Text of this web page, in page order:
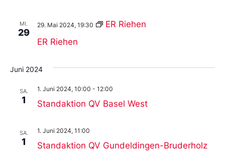
MI.
29
ER Riehen
29. Mai 2024, 19:30 ER Riehen
Juni 2024
SA.
1 Standaktion QV Basel West
1. Juni 2024, 10:00 - 12:00
SA.
1 Standaktion QV Gundeldingen-Bruderholz
1. Juni 2024, 11:00